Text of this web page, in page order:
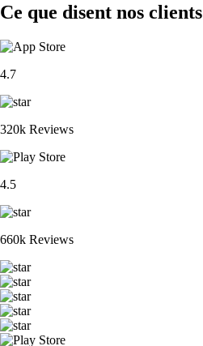
Ce que disent nos clients
4.7
320k Reviews
4.5
660k Reviews